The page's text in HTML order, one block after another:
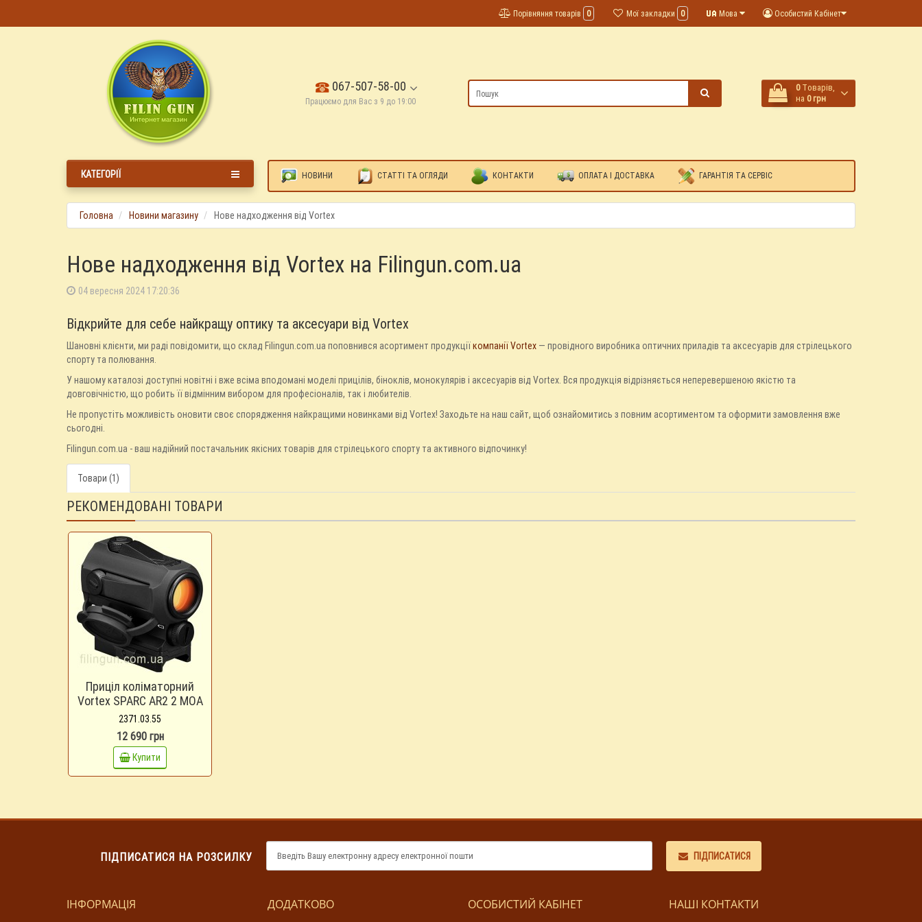
Особистий Кабінет
Мова
Мої закладки 0
Порівняння товарів 0
067-507-58-00
Працюємо для Вас з 9 до 19:00
0 Tоварів,
на 0 грн
КАТЕГОРІЇ НОВИНИ СТАТТІ ТА ОГЛЯДИ КОНТАКТИ ОПЛАТА І ДОСТАВКА ГАРАНТІЯ ТА СЕРВІС
Головна Новини магазину Нове надходження від Vortex
Нове надходження від Vortex на Filingun.com.ua
04 вересня 2024 17:20:36
Відкрийте для себе найкращу оптику та аксесуари від Vortex
Шановні клієнти, ми раді повідомити, що склад Filingun.com.ua поповнився асортимент продукціїкомпанії Vortex — провідного виробника оптичних приладів та аксесуарів для стрілецького
спорту та полювання.
У нашому каталозі доступні новітні і вже всіма вподомані моделі прицілів, біноклів, монокулярів і аксесуарів від Vortex. Вся продукція відрізняється неперевершеною якістю та
довговічністю, що робить її відмінним вибором для професіоналів, так і любителів.
Не пропустіть можливість оновити своє спорядження найкращими новинками від Vortex! Заходьте на наш сайт, щоб ознайомитись з повним асортиментом та оформити замовлення вже
сьогодні.
Filingun.com.ua - ваш надійний постачальник якісних товарів для стрілецького спорту та активного відпочинку!
Товари (1)
РЕКОМЕНДОВАНІ ТОВАРИ
Приціл коліматорний
Vortex SPARC AR2 2 MOA
2371.03.55
12 690 грн
Купити
ПІДПИСАТИСЯ НА РОЗСИЛКУ ПІДПИСАТИСЯ
ІНФОРМАЦІЯ ДОДАТКОВО ОСОБИСТИЙ КАБІНЕТ НАШІ КОНТАКТИ